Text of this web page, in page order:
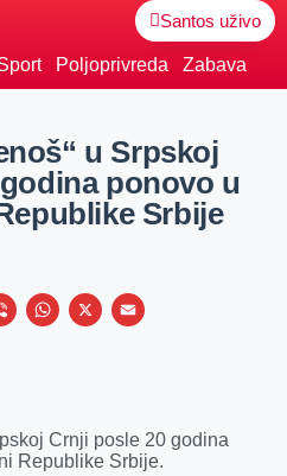
Santos uživo
Poljoprivreda Zabava
u Srpskoj
ponovo u
Srbije
V
r
W
s
X
E
l
Crnji posle 20 godina
Republike Srbije.